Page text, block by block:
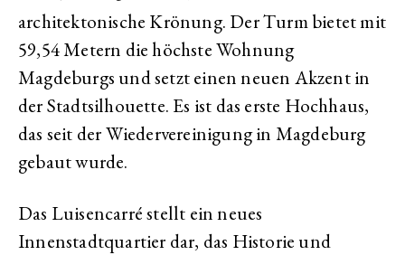
architektonische Krönung. Der Turm bietet mit
59,54 Metern die höchste Wohnung
Magdeburgs und setzt einen neuen Akzent in
der Stadtsilhouette. Es ist das erste Hochhaus,
das seit der Wiedervereinigung in Magdeburg
gebaut wurde.
Das Luisencarré stellt ein neues
Innenstadtquartier dar, das Historie und